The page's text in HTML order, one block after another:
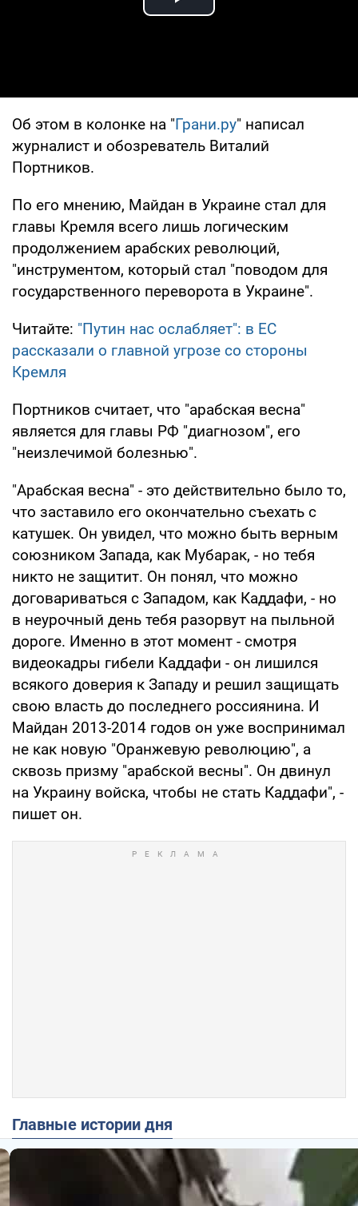
Play Video
Об этом в колонке на "Грани.ру" написал
журналист и обозреватель Виталий
Портников.
По его мнению, Майдан в Украине стал для
главы Кремля всего лишь логическим
продолжением арабских революций,
"инструментом, который стал "поводом для
государственного переворота в Украине".
Читайте: "Путин нас ослабляет": в ЕС
рассказали о главной угрозе со стороны
Кремля
Портников считает, что "арабская весна"
является для главы РФ "диагнозом", его
"неизлечимой болезнью".
"Арабская весна" - это действительно было то,
что заставило его окончательно съехать с
катушек. Он увидел, что можно быть верным
союзником Запада, как Мубарак, - но тебя
никто не защитит. Он понял, что можно
договариваться с Западом, как Каддафи, - но
в неурочный день тебя разорвут на пыльной
дороге. Именно в этот момент - смотря
видеокадры гибели Каддафи - он лишился
всякого доверия к Западу и решил защищать
свою власть до последнего россиянина. И
Майдан 2013-2014 годов он уже воспринимал
не как новую "Оранжевую революцию", а
сквозь призму "арабской весны". Он двинул
на Украину войска, чтобы не стать Каддафи", -
пишет он.
Главные истории дня